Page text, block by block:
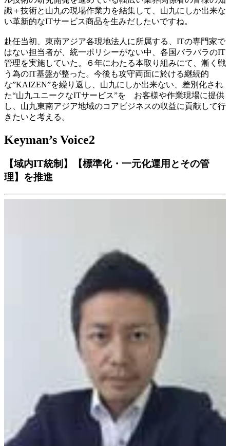
識＋技術と山九の現場作業力を結集して、山九にしか出来な
い革新的なITサービス商品を生みだしたいですね。
赴任当初、東南アジア各現地法人に所属する、ITの専門家で
はない担当者が、統一ポリシーがない中、各国バラバラのIT
管理を実施していた。６年にわたる本取り組みにて、漸く戦
う為のIT基盤が整った。今後も攻守両面に於ける継続的
な”KAIZEN”を繰り返し、山九にしか出来ない、差別化され
た“山九ユニークなITサービス”を お客様や作業現場に提供
し、山九東南アジア地域のコアビジネスの収益に貢献して行
きたいと考える。
Keyman’s Voice2
【域内IT統制】【標準化・一元化運用とその管
理】を推進